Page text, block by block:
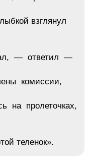
взглянул
— ответил —
комиссии,
на пролеточках,
теленок».